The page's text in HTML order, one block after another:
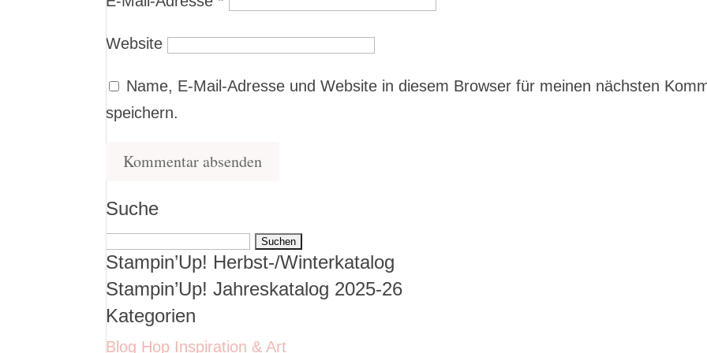
Website
Name, E-Mail-Adresse und Website in diesem Browser für meinen nächsten
speichern.
Suche
Suchen
nach:
Stampin’Up! Herbst-/Winterkatalog
Stampin’Up! Jahreskatalog 2025-26
Kategorien
Blog Hop Inspiration & Art